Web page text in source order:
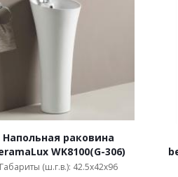
Напольная раковина
WK8100(G-306)
Габариты (ш.г.в.): 42.5x42x96